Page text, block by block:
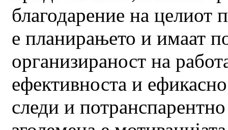
благодарение на целиот
е планирањето и имаат
организираност на
ефективноста и
следи и